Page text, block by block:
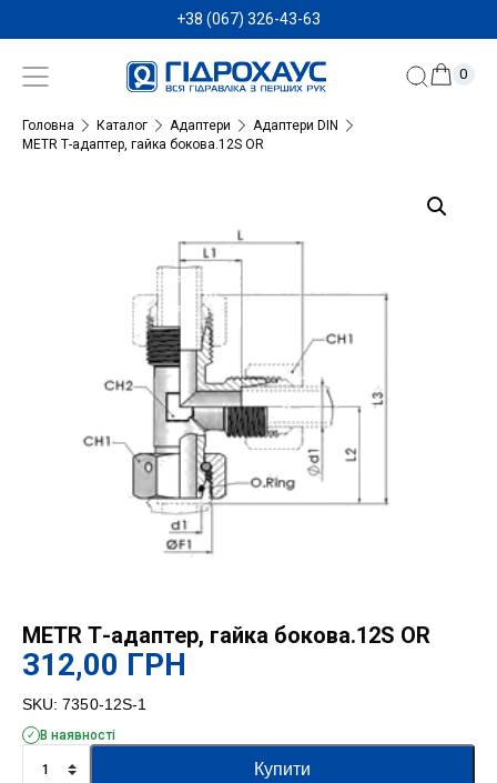
+38 (067) 326-43-63
0
Головна Каталог Адаптери
Адаптери DIN
METR Т-адаптер, гайка бокова.12S OR
METR Т-адаптер, гайка бокова.12S OR
312,00 ГРН
SKU: 7350-12S-1
В наявності
Купити